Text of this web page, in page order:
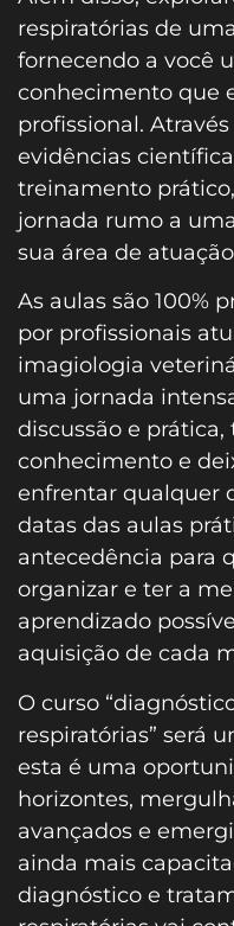
respiratórias de
fornecendo a você
conhecimento que
profissional.
evidências
treinamento
jornada rumo a
sua área de
As aulas são 100%
por profissionais
imagiologia
uma jornada
discussão e
conhecimento e
enfrentar qualquer
datas das aulas
antecedência para
organizar e ter a
aprendizado
aquisição de cada
O curso
respiratórias” será
esta é uma
horizontes,
avançados e
ainda mais
diagnóstico e